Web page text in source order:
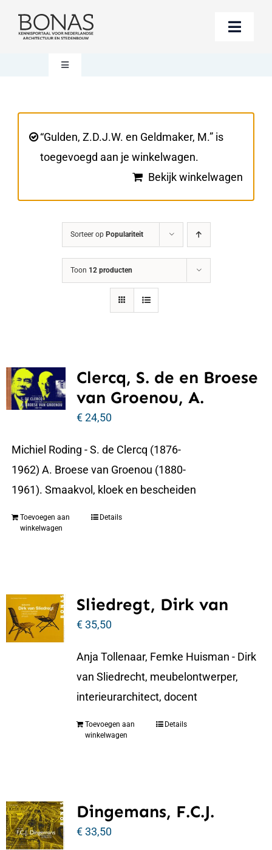
naar
Toggle
Berichten
Over BONAS
Toggle
Boekwinkel“Gulden, Z.D.J.W. en Geldmaker, M.” is
toegevoegd aan je winkelwagen.
Bekijk winkelwagen
Sorteer op Populariteit
Toon 12 producten
Clercq, S. de en Broese
van Groenou, A.
€24,50
Michiel Roding - S. de Clercq (1876-
1962) A. Broese van Groenou (1880-
1961). Smaakvol, kloek en bescheiden
Toevoegen aan
winkelwagen
Details
Sliedregt, Dirk van
€35,50
Anja Tollenaar, Femke Huisman - Dirk
van Sliedrecht, meubelontwerper,
interieurarchitect, docent
Toevoegen aan
winkelwagen
Details
Dingemans, F.C.J.
€33,50